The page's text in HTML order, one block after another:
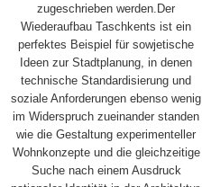
zugeschrieben werden.Der
Wiederaufbau Taschkents ist ein
perfektes Beispiel für sowjetische
Ideen zur Stadtplanung, in denen
technische Standardisierung und
soziale Anforderungen ebenso wenig
im Widerspruch zueinander standen
wie die Gestaltung experimenteller
Wohnkonzepte und die gleichzeitige
Suche nach einem Ausdruck